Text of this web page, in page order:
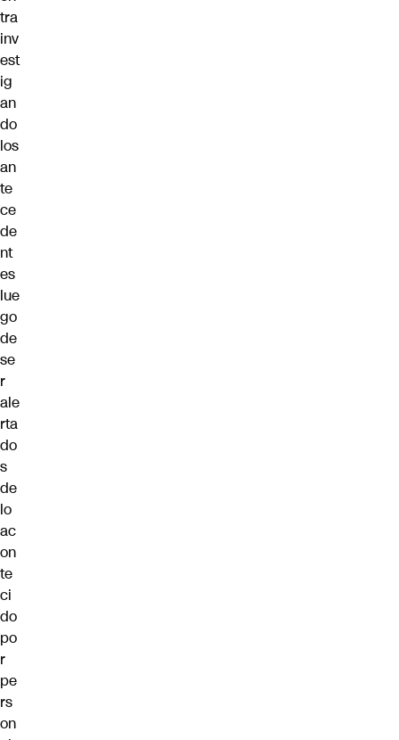
tra
inv
est
ig
an
do
los
an
te
ce
de
nt
es
lue
go
de
se
r
ale
rta
do
s
de
lo
ac
on
te
ci
do
po
r
pe
rs
on